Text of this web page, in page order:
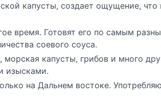
капусты, создает ощущение, что
время. Готовят его по самым
соевого соуса.
капусты, грибов и много
изысками.
на Дальнем востоке.